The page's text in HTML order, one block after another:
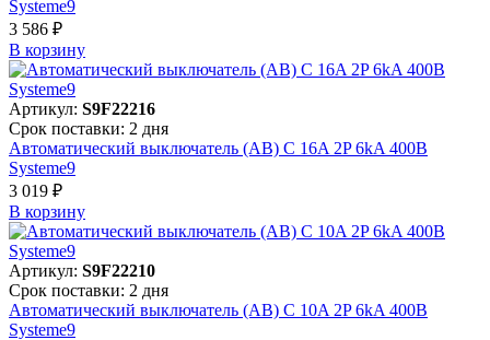
Systeme9
3 586 ₽
В корзинy
Артикул: S9F22216
Срок поставки: 2 дня
Автоматический выключатель (АВ) C 16A 2P 6kA 400В
Systeme9
3 019 ₽
В корзинy
Артикул: S9F22210
Срок поставки: 2 дня
Автоматический выключатель (АВ) C 10A 2P 6kA 400В
Systeme9